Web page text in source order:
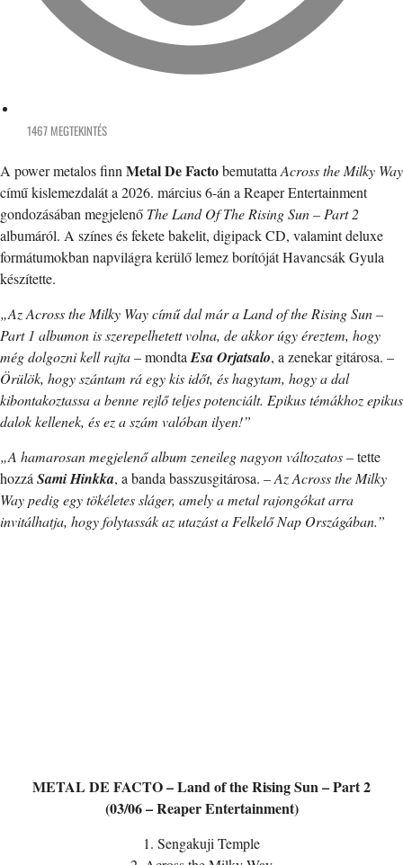
1467 MEGTEKINTÉS
A power metalos finn Metal De Factobemutatta Across the Milky Way
című kislemezdalát a 2026. március 6-án a Reaper Entertainment
gondozásában megjelenő The Land Of The Rising Sun – Part 2
albumáról. A színes és fekete bakelit, digipack CD, valamint deluxe
formátumokban napvilágra kerülő lemez borítóját Havancsák Gyula
készítette.
„Az Across the Milky Way című dal már a Land of the Rising Sun –
Part 1 albumon is szerepelhetett volna, de akkor úgy éreztem, hogy
még dolgozni kell rajta– mondta Esa Orjatsalo, a zenekar gitárosa. –
Örülök, hogy szántam rá egy kis időt, és hagytam, hogy a dal
kibontakoztassa a benne rejlő teljes potenciált. Epikus témákhoz epikus
dalok kellenek, és ez a szám valóban ilyen!”
„A hamarosan megjelenő album zeneileg nagyon változatos– tette
hozzá Sami Hinkka, a banda basszusgitárosa. –Az Across the Milky
Way pedig egy tökéletes sláger, amely a metal rajongókat arra
invitálhatja, hogy folytassák az utazást a Felkelő Nap Országában.”
METAL DE FACTO – Land of the Rising Sun – Part 2
(03/06 – Reaper Entertainment)
1. Sengakuji Temple